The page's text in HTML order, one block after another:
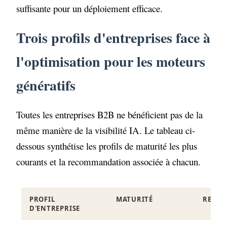
suffisante pour un déploiement efficace.
Trois profils d'entreprises face à
l'optimisation pour les moteurs
génératifs
Toutes les entreprises B2B ne bénéficient pas de la
même manière de la visibilité IA. Le tableau ci-
dessous synthétise les profils de maturité les plus
courants et la recommandation associée à chacun.
PROFIL
D'ENTREPRISE
MATURITÉ